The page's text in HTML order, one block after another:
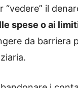
“vedere” il
spese o ai
da barriera